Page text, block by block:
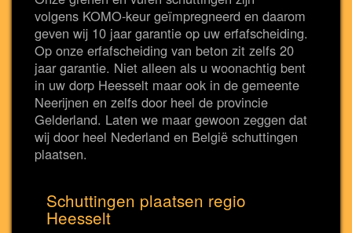
volgens KOMO-keur geïmpregneerd en daarom
geven wij 10 jaar garantie op uw erfafscheiding.
Op onze erfafscheiding van beton zit zelfs 20
jaar garantie. Niet alleen als u woonachtig bent
in uw dorp Heesselt maar ook in de gemeente
Neerijnen en zelfs door heel de provincie
Gelderland. Laten we maar gewoon zeggen dat
wij door heel Nederland en België schuttingen
plaatsen.
Schuttingen plaatsen regio
Heesselt